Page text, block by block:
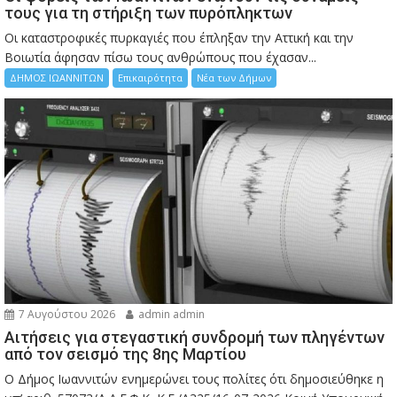
τους για τη στήριξη των πυρόπληκτων
Οι καταστροφικές πυρκαγιές που έπληξαν την Αττική και την
Bοιωτία άφησαν πίσω τους ανθρώπους που έχασαν...
ΔΗΜΟΣ ΙΩΑΝΝΙΤΩΝ Επικαιρότητα Νέα των Δήμων
7 Αυγούστου 2026 admin admin
Αιτήσεις για στεγαστική συνδρομή των πληγέντων
από τον σεισμό της 8ης Μαρτίου
Ο Δήμος Ιωαννιτών ενημερώνει τους πολίτες ότι δημοσιεύθηκε η